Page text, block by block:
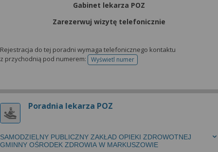
Gabinet lekarza POZ
Zarezerwuj wizytę telefonicznie
Rejestracja do tej poradni wymaga telefonicznego kontaktu
z przychodnią pod numerem:
Wyświetl numertelefonu do rejestracji
Poradnia lekarza POZ
SAMODZIELNY PUBLICZNY ZAKŁAD OPIEKI ZDROWOTNEJ
GMINNY OŚRODEK ZDROWIA W MARKUSZOWIE